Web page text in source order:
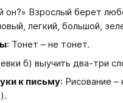
он?» Взрослый берет
легкий, большой,
: Тонет – не тонет.
б) выучить два-три
к письму: Рисование